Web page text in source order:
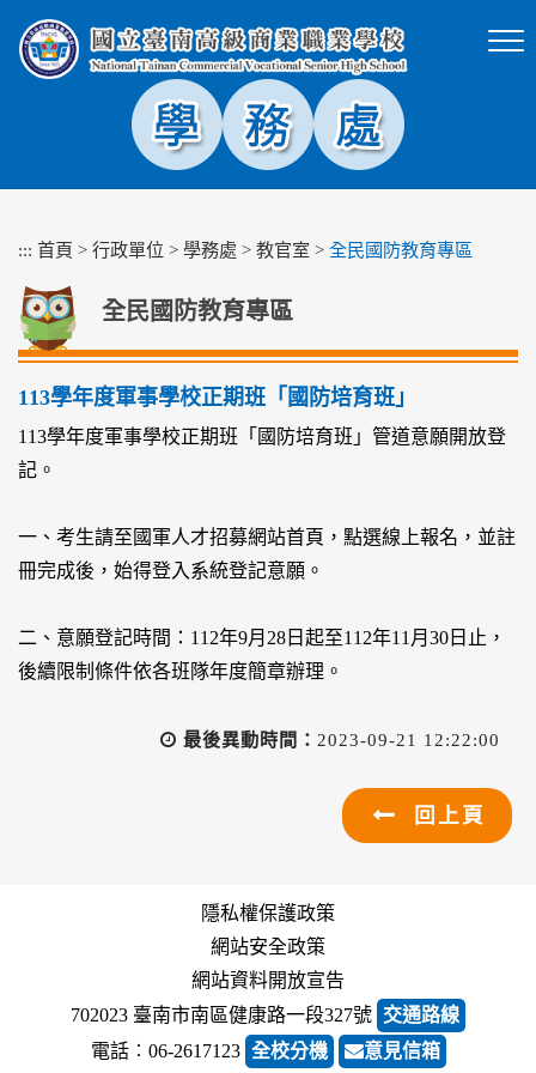
塊
::: 首頁 > 行政單位 > 學務處 > 教官室 > 全民國防教育專區
全民國防教育專區
113學年度軍事學校正期班「國防培育班」
113學年度軍事學校正期班「國防培育班」管道意願開放登
記。
一、考生請至國軍人才招募網站首頁，點選線上報名，並註
冊完成後，始得登入系統登記意願。
二、意願登記時間：112年9月28日起至112年11月30日止，
後續限制條件依各班隊年度簡章辦理。
最後異動時間： 2023-09-21 12:22:00
回上頁
隱私權保護政策
網站安全政策
網站資料開放宣告
702023 臺南市南區健康路一段327號 交通路線
電話︰06-2617123 全校分機 意見信箱